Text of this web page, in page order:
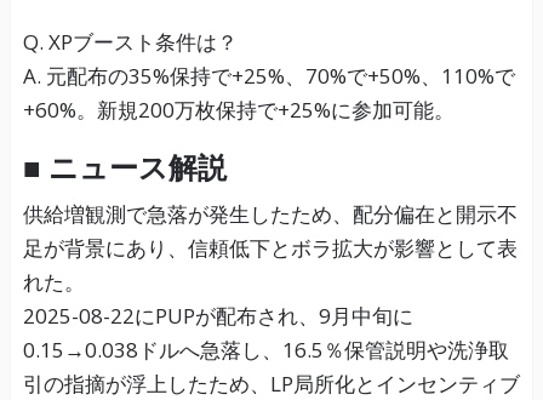
Q. XPブースト条件は？
A. 元配布の35%保持で+25%、70%で+50%、110%で
+60%。新規200万枚保持で+25%に参加可能。
■ ニュース解説
供給増観測で急落が発生したため、配分偏在と開示不
足が背景にあり、信頼低下とボラ拡大が影響として表
れた。
2025-08-22にPUPが配布され、9月中旬に
0.15→0.038ドルへ急落し、16.5％保管説明や洗浄取
引の指摘が浮上したため、LP局所化とインセンティブ